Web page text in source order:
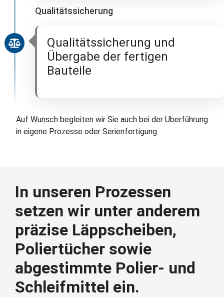
Qualitätssicherung
Qualitätssicherung und
Übergabe der fertigen
Bauteile
Auf Wunsch begleiten wir Sie auch bei der Überführung
in eigene Prozesse oder Serienfertigung.
In unseren Prozessen
setzen wir unter anderem
präzise Läppscheiben,
Poliertücher sowie
abgestimmte Polier- und
Schleifmittel ein.